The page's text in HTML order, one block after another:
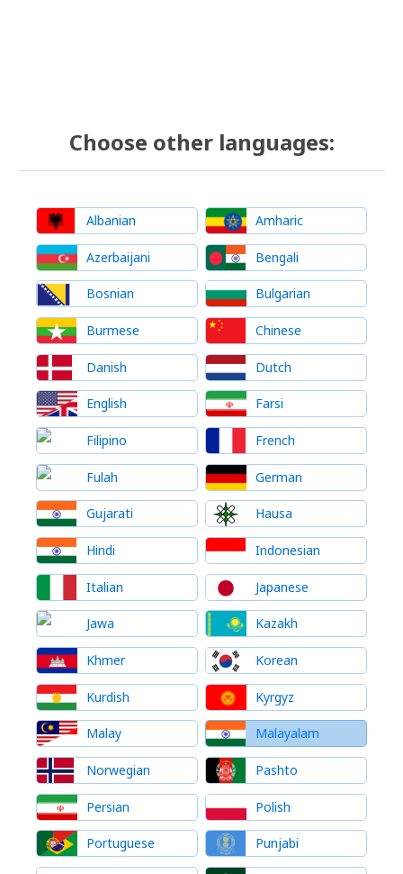
Choose other languages:
Albanian Amharic
Azerbaijani Bengali
Bosnian Bulgarian
Burmese Chinese
Danish Dutch
English Farsi
Filipino French
Fulah German
Gujarati Hausa
Hindi Indonesian
Italian Japanese
Jawa Kazakh
Khmer Korean
Kurdish Kyrgyz
Malay Malayalam
Norwegian Pashto
Persian Polish
Portuguese Punjabi